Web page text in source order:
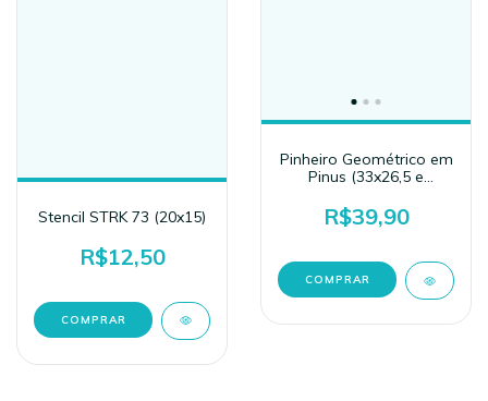
Stencil STRK 73 (20x15)
R$12,50
Pinheiro Geométrico em
Pinus (33x26,5 e
R$39,90